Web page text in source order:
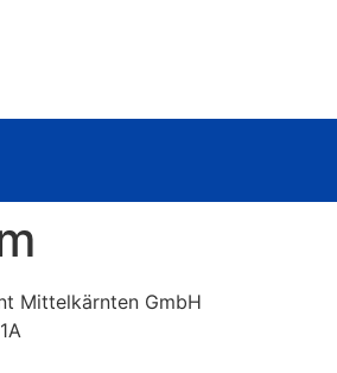
Mittelkärnten GmbH